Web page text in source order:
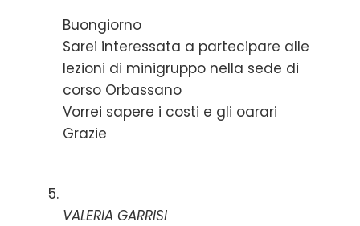
Buongiorno
Sarei interessata a partecipare alle
lezioni di minigruppo nella sede di
corso Orbassano
Vorrei sapere i costi e gli oarari
Grazie
VALERIA GARRISI